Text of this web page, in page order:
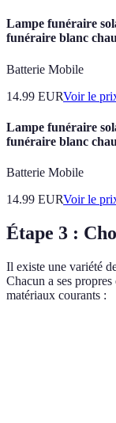
Lampe funéraire
funéraire blanc
Batterie Mobile
14.99 EURVoir le
Lampe funéraire
funéraire blanc
Batterie Mobile
14.99 EURVoir le
Étape 3 :
Il existe une variété
Chacun a ses
matériaux courants :